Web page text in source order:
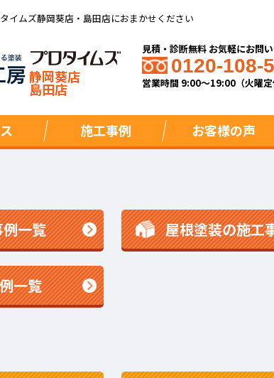
イムズ静岡葵店・島田店におまかせください
静岡葵店
島田店
見積・診断無料 お気軽にお問
0120-108-
営業時間 9:00～19:00（火曜
施工事例 お客様の声
一覧 屋根塗装の施工
一覧